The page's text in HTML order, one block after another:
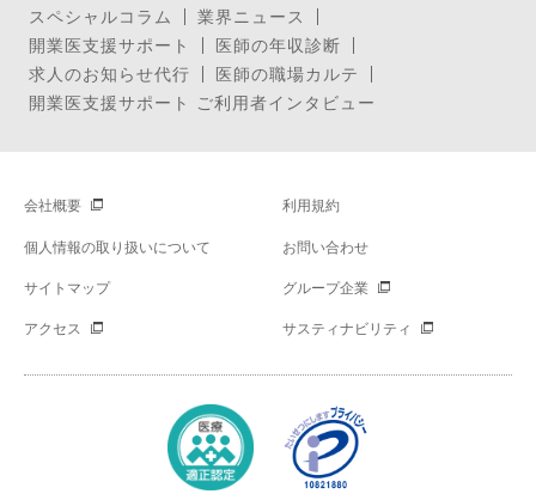
スペシャルコラム
業界ニュース
開業医支援サポート
医師の年収診断
求人のお知らせ代行
医師の職場カルテ
開業医支援サポート ご利用者インタビュー
会社概要 利用規約
個人情報の取り扱いについて お問い合わせ
サイトマップ グループ企業
アクセス サスティナビリティ